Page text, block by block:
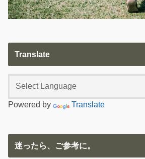
Translate
Powered by Translate
迷ったら、ご参考に。